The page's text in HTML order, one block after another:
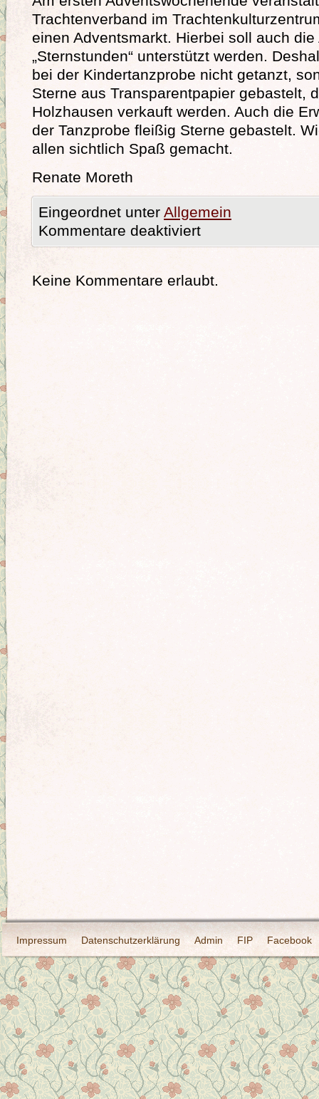
Trachtenverband im
einen Adventsmarkt. Hierbei soll auch die
„Sternstunden“ unterstützt werden.
bei der Kindertanzprobe nicht getanzt,
Sterne aus Transparentpapier gebastelt,
Holzhausen verkauft werden. Auch die
der Tanzprobe fleißig Sterne gebastelt.
allen sichtlich Spaß gemacht.
Renate Moreth
Eingeordnet unter Allgemein
Kommentare deaktiviert
Keine Kommentare erlaubt.
Impressum Datenschutzerklärung Admin FIP Facebook